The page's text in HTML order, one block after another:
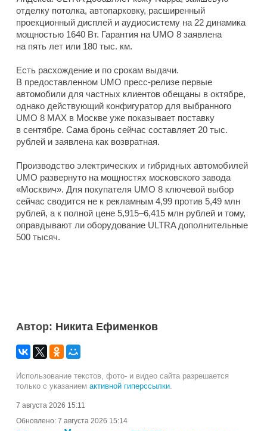
отделку потолка, автопарковку, расширенный
проекционный дисплей и аудиосистему на 22 динамика
мощностью 1640 Вт. Гарантия на UMO 8 заявлена
на пять лет или 180 тыс. км.
Есть расхождение и по срокам выдачи.
В предоставленном UMO пресс-релизе первые
автомобили для частных клиентов обещаны в октябре,
однако действующий конфигуратор для выбранного
UMO 8 MAX в Москве уже показывает поставку
в сентябре. Сама бронь сейчас составляет 20 тыс.
рублей и заявлена как возвратная.
Производство электрических и гибридных автомобилей
UMO развернуто на мощностях московского завода
«Москвич». Для покупателя UMO 8 ключевой выбор
сейчас сводится не к рекламным 4,99 против 5,49 млн
рублей, а к полной цене 5,915–6,415 млн рублей и тому,
оправдывают ли оборудование ULTRA дополнительные
500 тысяч.
Автор: Никита Ефименков
Использование текстов, фото- и видео сайта разрешается
только с указанием активной гиперссылки
7 августа 2026 15:11
Обновлено: 7 августа 2026 15:14